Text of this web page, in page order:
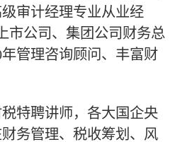
审计经理专业从业经
市公司、集团公司财务总
管理咨询顾问、丰富财
特聘讲师，各大国企央
务管理、税收筹划、风